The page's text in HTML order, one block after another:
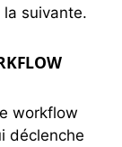
suivante.
workflow
déclenche